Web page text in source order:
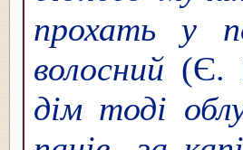
прохать у
волосний (Є.
дім тоді